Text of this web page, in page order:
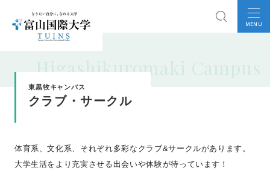
MENU
Higashikuromaki Campus
東黒牧キャンパス
クラブ・サークル
体育系、文化系、それぞれ多彩なクラブ&サークルがあります。
大学生活をより充実させる出会いや体験が待っています！